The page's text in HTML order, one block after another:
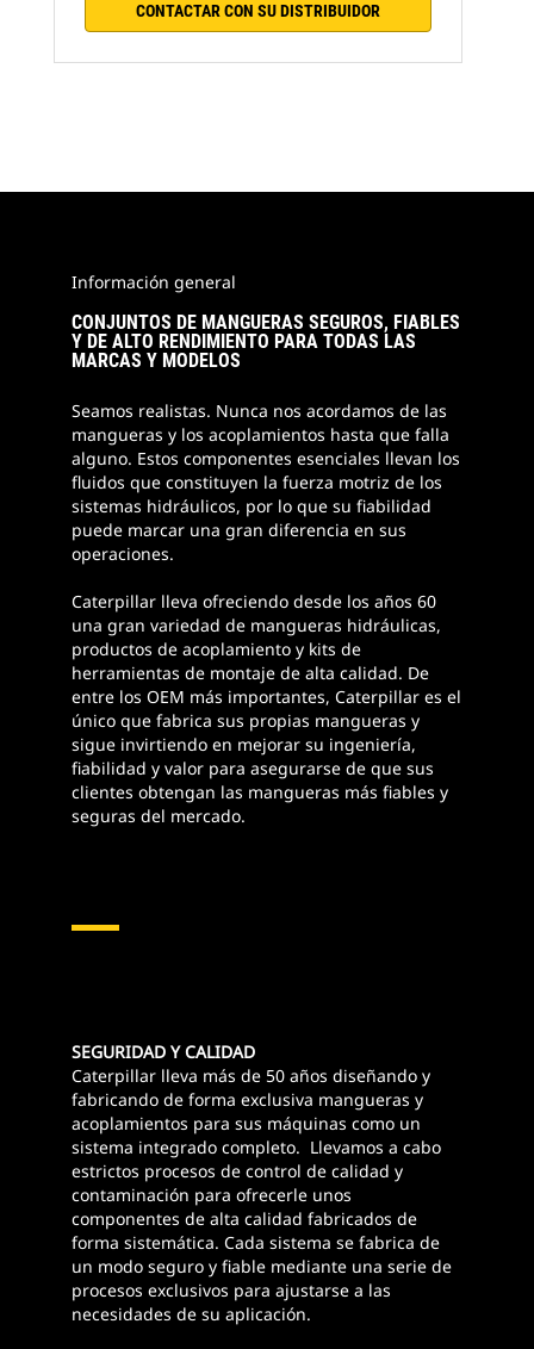
CONTACTAR CON SU DISTRIBUIDOR
Información general
CONJUNTOS DE MANGUERAS SEGUROS, FIABLES
Y DE ALTO RENDIMIENTO PARA TODAS LAS
MARCAS Y MODELOS
Seamos realistas. Nunca nos acordamos de las
mangueras y los acoplamientos hasta que falla
alguno. Estos componentes esenciales llevan los
fluidos que constituyen la fuerza motriz de los
sistemas hidráulicos, por lo que su fiabilidad
puede marcar una gran diferencia en sus
operaciones.
Caterpillar lleva ofreciendo desde los años 60
una gran variedad de mangueras hidráulicas,
productos de acoplamiento y kits de
herramientas de montaje de alta calidad. De
entre los OEM más importantes, Caterpillar es el
único que fabrica sus propias mangueras y
sigue invirtiendo en mejorar su ingeniería,
fiabilidad y valor para asegurarse de que sus
clientes obtengan las mangueras más fiables y
seguras del mercado.
SEGURIDAD Y CALIDAD
Caterpillar lleva más de 50 años diseñando y
fabricando de forma exclusiva mangueras y
acoplamientos para sus máquinas como un
sistema integrado completo. Llevamos a cabo
estrictos procesos de control de calidad y
contaminación para ofrecerle unos
componentes de alta calidad fabricados de
forma sistemática. Cada sistema se fabrica de
un modo seguro y fiable mediante una serie de
procesos exclusivos para ajustarse a las
necesidades de su aplicación.